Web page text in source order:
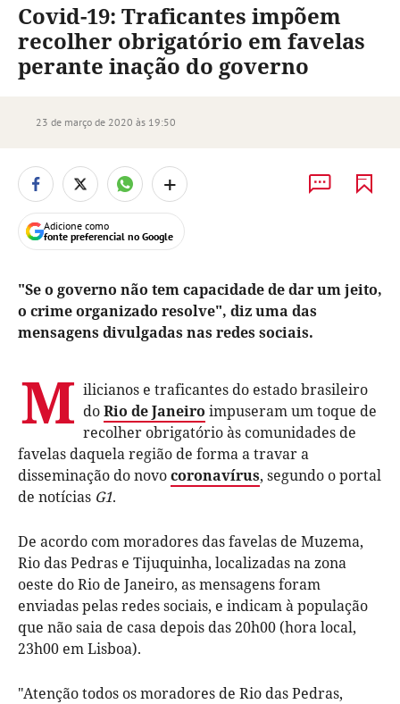
Covid-19: Traficantes impõem
recolher obrigatório em favelas
perante inação do governo
23 de março de 2020 às 19:50
+
Adicione como
fonte preferencial no Google
"Se o governo não tem capacidade de dar um jeito,
o crime organizado resolve", diz uma das
mensagens divulgadas nas redes sociais.
M ilicianos e traficantes do estado brasileiro
doRio de Janeiro impuseram um toque de
recolher obrigatório às comunidades de
favelas daquela região de forma a travar a
disseminação do novocoronavírus, segundo o portal
de notícias G1.
De acordo com moradores das favelas de Muzema,
Rio das Pedras e Tijuquinha, localizadas na zona
oeste do Rio de Janeiro, as mensagens foram
enviadas pelas redes sociais, e indicam à população
que não saia de casa depois das 20h00 (hora local,
23h00 em Lisboa).
"Atenção todos os moradores de Rio das Pedras,